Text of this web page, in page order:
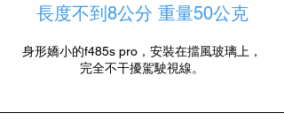
長度不到8公分 重量50公克
身形嬌小的f485s pro，安裝在擋風玻璃上，
完全不干擾駕駛視線。